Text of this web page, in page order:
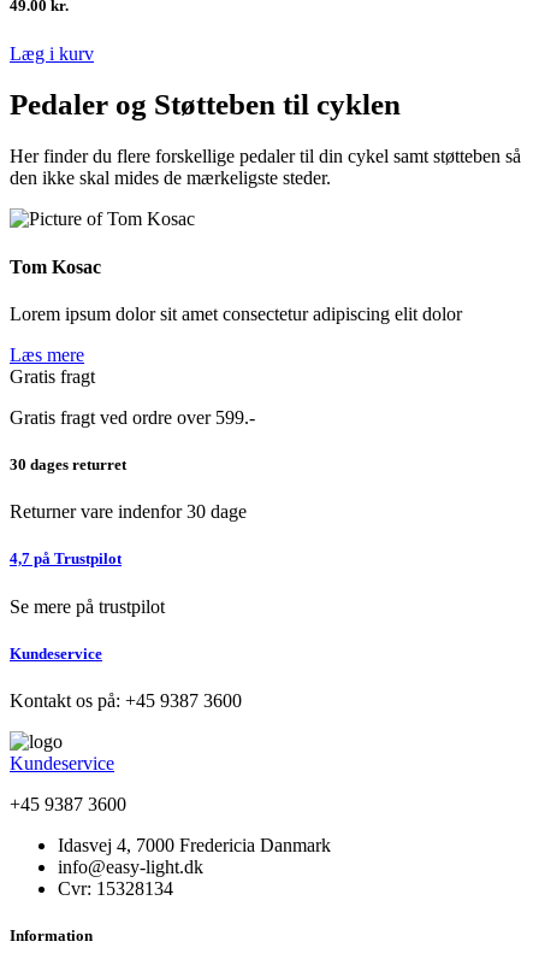
49.00 kr.
Læg i kurv
Pedaler og Støtteben til cyklen
Her finder du flere forskellige pedaler til din cykel samt støtteben så
den ikke skal mides de mærkeligste steder.
Tom Kosac
Lorem ipsum dolor sit amet consectetur adipiscing elit dolor
Læs mere
Gratis fragt
Gratis fragt ved ordre over 599.-
30 dages returret
Returner vare indenfor 30 dage
4,7 på Trustpilot
Se mere på trustpilot
Kundeservice
Kontakt os på: +45 9387 3600
Kundeservice
+45 9387 3600
Idasvej 4, 7000 Fredericia Danmark
info@easy-light.dk
Cvr: 15328134
Information